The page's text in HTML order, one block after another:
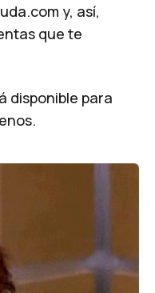
y, así,
que te
disponible para